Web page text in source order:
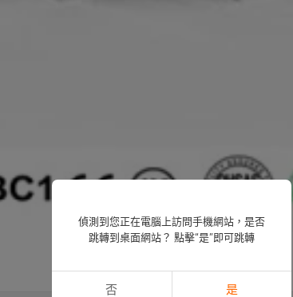
偵測到您正在電腦上訪問手機網站，是否
跳轉到桌面網站？ 點擊“是”即可跳轉
否 是